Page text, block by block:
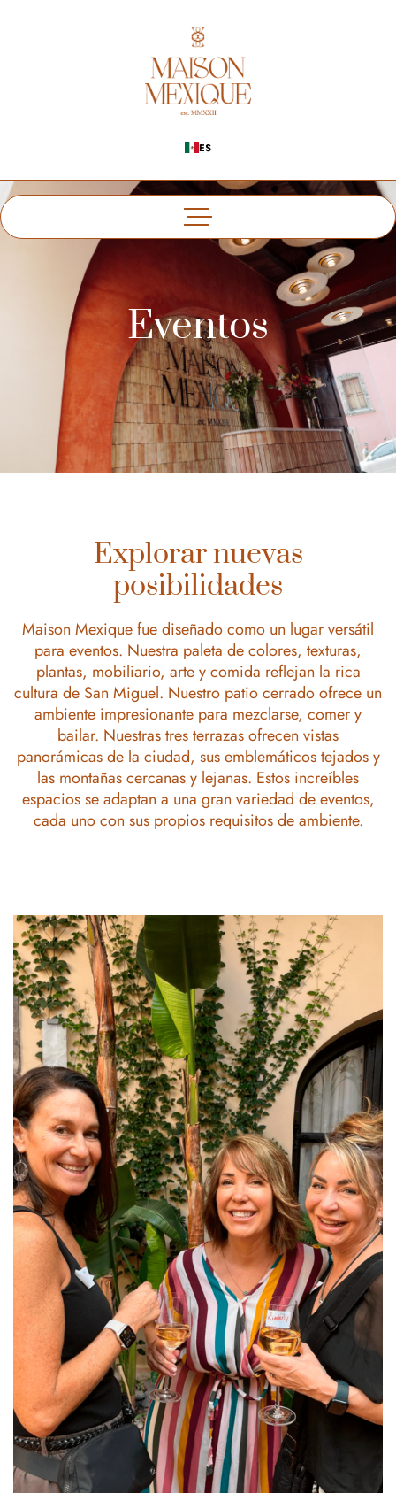
ES
Eventos
Explorar nuevas
posibilidades
Maison Mexique fue diseñado como un lugar versátil
para eventos. Nuestra paleta de colores, texturas,
plantas, mobiliario, arte y comida reflejan la rica
cultura de San Miguel. Nuestro patio cerrado ofrece un
ambiente impresionante para mezclarse, comer y
bailar. Nuestras tres terrazas ofrecen vistas
panorámicas de la ciudad, sus emblemáticos tejados y
las montañas cercanas y lejanas. Estos increíbles
espacios se adaptan a una gran variedad de eventos,
cada uno con sus propios requisitos de ambiente.